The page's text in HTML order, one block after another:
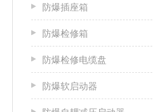
防爆插座箱
防爆检修箱
防爆检修电缆盘
防爆软启动器